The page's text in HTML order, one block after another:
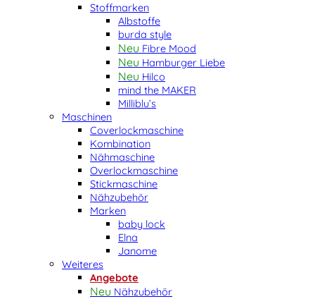
Stoffmarken
Albstoffe
burda style
Fibre Mood
Hamburger Liebe
Hilco
mind the MAKER
Milliblu’s
Maschinen
Coverlockmaschine
Kombination
Nähmaschine
Overlockmaschine
Stickmaschine
Nähzubehör
Marken
baby lock
Elna
Janome
Weiteres
Angebote
Nähzubehör